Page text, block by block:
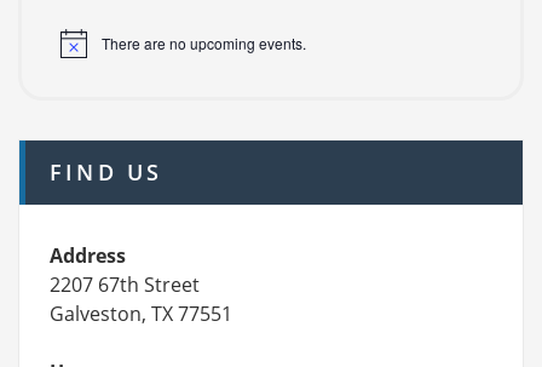
There are no upcoming events.
FIND US
Address
2207 67th Street
Galveston, TX 77551